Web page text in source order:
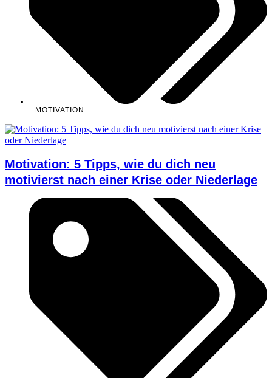
MOTIVATION
Motivation: 5 Tipps, wie du dich neu
motivierst nach einer Krise oder Niederlage